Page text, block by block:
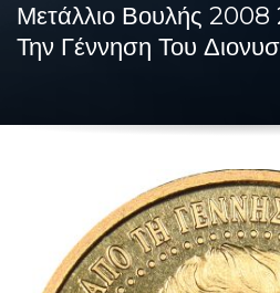
Μετάλλιο Βουλής
Την Γέννηση Του